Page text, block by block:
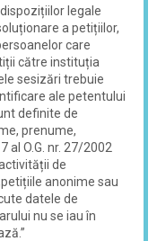
dispozițiilor legale
a petițiilor,
care
către instituția
sesizări trebuie
ale petentului
definite de
prenume,
al O.G. nr. 27/2002
de
anonime sau
datele de
nu se iau în